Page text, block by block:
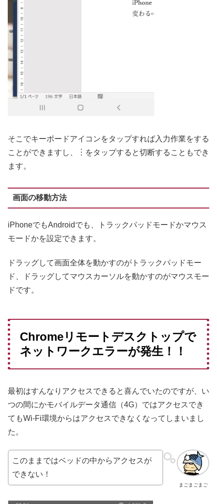
そこでキーボードアイコンをタップすれば入力作業をする
ことができますし、︙をタップすると切断することもでき
ます。
画面の移動方法
iPhoneでもAndroidでも、トラックパッドモードかマウス
モードかを設定できます。
ドラッグして画面全体を動かすのがトラックパッドモー
ド、ドラッグしてマウスカーソルを動かすのがマウスモー
ドです。
Chromeリモートデスクトップで
ネットワークエラーが発生！！
最初はすんなりアクセスできると喜んでいたのですが、い
つの間にかモバイルデータ通信（4G）ではアクセスでき
てもWi-Fi環境からはアクセスできなくなってしまいまし
た。
まごまごまご
このままではベッドの中からアクセスが
できない！